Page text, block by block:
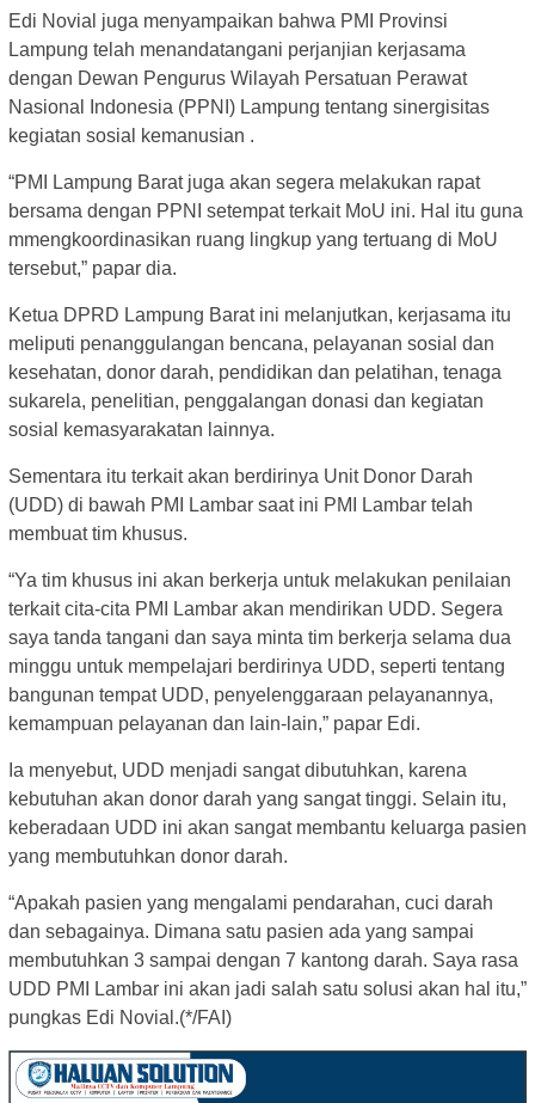
Edi Novial juga menyampaikan bahwa PMI Provinsi
Lampung telah menandatangani perjanjian kerjasama
dengan Dewan Pengurus Wilayah Persatuan Perawat
Nasional Indonesia (PPNI) Lampung tentang sinergisitas
kegiatan sosial kemanusian .
“PMI Lampung Barat juga akan segera melakukan rapat
bersama dengan PPNI setempat terkait MoU ini. Hal itu guna
mmengkoordinasikan ruang lingkup yang tertuang di MoU
tersebut,” papar dia.
Ketua DPRD Lampung Barat ini melanjutkan, kerjasama itu
meliputi penanggulangan bencana, pelayanan sosial dan
kesehatan, donor darah, pendidikan dan pelatihan, tenaga
sukarela, penelitian, penggalangan donasi dan kegiatan
sosial kemasyarakatan lainnya.
Sementara itu terkait akan berdirinya Unit Donor Darah
(UDD) di bawah PMI Lambar saat ini PMI Lambar telah
membuat tim khusus.
“Ya tim khusus ini akan berkerja untuk melakukan penilaian
terkait cita-cita PMI Lambar akan mendirikan UDD. Segera
saya tanda tangani dan saya minta tim berkerja selama dua
minggu untuk mempelajari berdirinya UDD, seperti tentang
bangunan tempat UDD, penyelenggaraan pelayanannya,
kemampuan pelayanan dan lain-lain,” papar Edi.
Ia menyebut, UDD menjadi sangat dibutuhkan, karena
kebutuhan akan donor darah yang sangat tinggi. Selain itu,
keberadaan UDD ini akan sangat membantu keluarga pasien
yang membutuhkan donor darah.
“Apakah pasien yang mengalami pendarahan, cuci darah
dan sebagainya. Dimana satu pasien ada yang sampai
membutuhkan 3 sampai dengan 7 kantong darah. Saya rasa
UDD PMI Lambar ini akan jadi salah satu solusi akan hal itu,”
pungkas Edi Novial.(*/FAI)